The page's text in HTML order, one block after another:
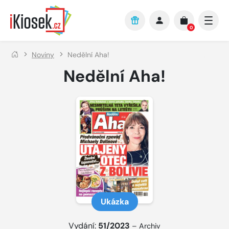
Přejít na hlavní obsah
0
Noviny Nedělní Aha!
Nedělní Aha!
Ukázka
Vydání: 51/2023 – Archiv